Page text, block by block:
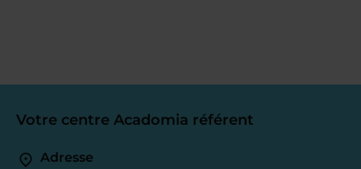
Votre centre Acadomia référent
Adresse